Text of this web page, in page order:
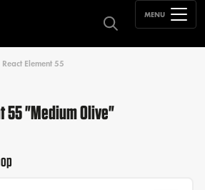
MENU
React Element 55
55 "Medium Olive"